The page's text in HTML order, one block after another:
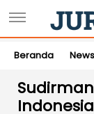
Beranda News